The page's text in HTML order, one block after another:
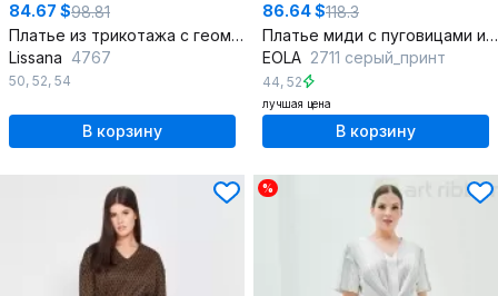
84.67 $98.81
Платье из трикотажа с геометрическими узорами
Lissana 4767
50, 52, 54
В корзину
86.64 $118.3
Платье миди с пуговицами и поясом из костюмной ткани
EOLA 2711 серый_принт
44, 52
лучшая цена
В корзину
%